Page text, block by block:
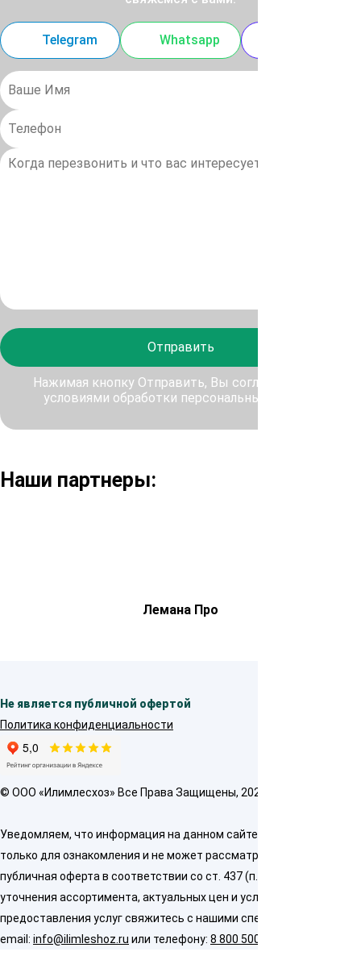
Telegram Whatsapp
Отправить
Нажимая кнопку Отправить, Вы соглашаетесь с
условиями обработки персональных данных
Наши партнеры:
Лемана Про
Не является публичной офертой
Политика конфиденциальности
© OOO «Илимлесхоз» Все Права Защищены, 2026
Уведомляем, что информация на данном сайте предназначена
только для ознакомления и не может рассматриваться как
публичная оферта в соответствии со ст. 437 (п. 2) ГК РФ. Для
уточнения ассортимента, актуальных цен и условий
предоставления услуг свяжитесь с нашими специалистами по
email: info@ilimleshoz.ru или телефону: 8 800 500 5437